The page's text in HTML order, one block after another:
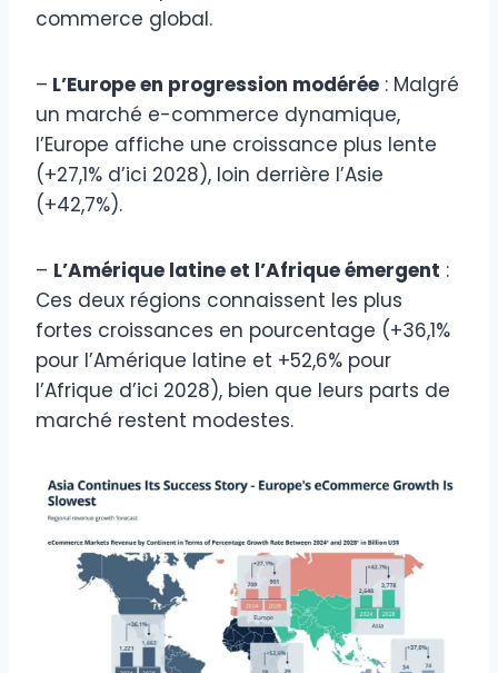
commerce global.
– L’Europe en progression modérée : Malgré
un marché e-commerce dynamique,
l’Europe affiche une croissance plus lente
(+27,1% d’ici 2028), loin derrière l’Asie
(+42,7%).
– L’Amérique latine et l’Afrique émergent :
Ces deux régions connaissent les plus
fortes croissances en pourcentage (+36,1%
pour l’Amérique latine et +52,6% pour
l’Afrique d’ici 2028), bien que leurs parts de
marché restent modestes.